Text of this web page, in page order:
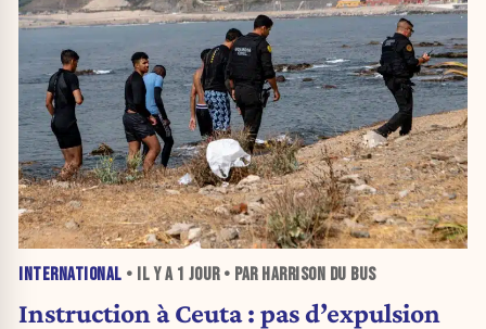
INTERNATIONAL • IL Y A 1 JOUR• PAR HARRISON DU BUS
Instruction à Ceuta : pas d’expulsion